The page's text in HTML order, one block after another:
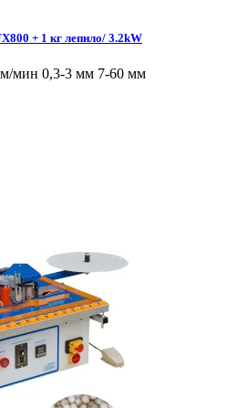
+ 1 кг лепило/ 3.2kW
мин 0,3-3 мм 7-60 мм